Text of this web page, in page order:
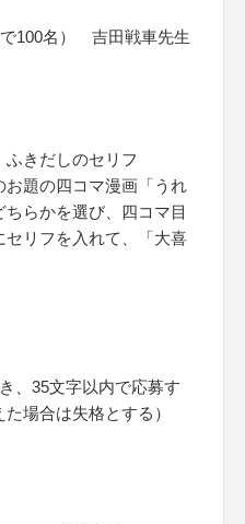
100名） 吉田戦車先生
きだしのセリフ
題の四コマ漫画「うれ
らかを選び、四コマ目
リフを入れて、「大喜
、35文字以内で応募す
場合は失格とする）